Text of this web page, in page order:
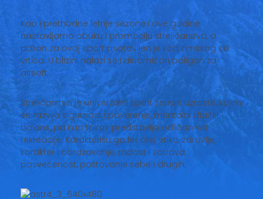
Kao i prethodne letnje sezone i ove godine
nastavljamo obuku i promociju streličarstva, a
polion za ovaj sport psotavljen je kod zimskog ski
vrtića. U blizini nalazi se i dinamičan poligon za
airsoft.
Streličarstvo je univerzalni sport za sve uzraste, kojim
se razvija sigurnost i poverenje, mentalni i fizički
balans, pa kao takav predstavlja odličan vid
rekreacije. Karakterišu ga fer plej, etika, zdravlje,
karakter i obrazovanje, radost i zabava,
posvećenost, poštovanje sebe i drugih.